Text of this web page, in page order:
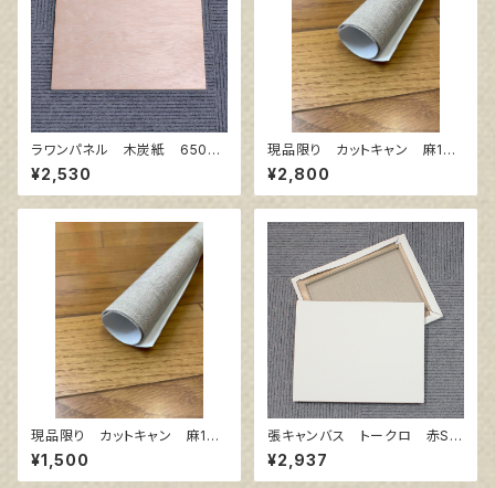
ラワンパネル 木炭紙 650㎜
×500㎜
¥2,530
現品限り カットキャン 麻10
0％ F8 (5枚組)
¥2,800
現品限り カットキャン 麻10
0％ F4 (5枚組)
¥1,500
張キャンバス トークロ 赤SP
F10 530㎜×455㎜
¥2,937